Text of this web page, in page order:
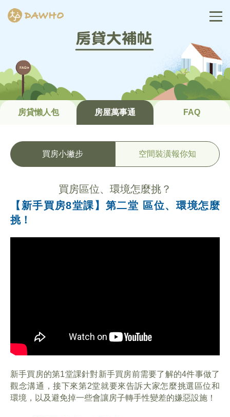
首頁
理財型房貸
輕房貸專案
房貸大補帖
房貸懶人包 房屋萬事通 FAQ
買房小撇步 空間裝潢報你知
買房區位、環境怎麼挑？
【新手買房8堂課】第二堂 區位、環境怎麼
挑！
新手買房的第1堂課針對新手買房前需要了解的4件事做了
觀念溝通，接下來第2堂就要來告訴大家怎麼挑選區位和
環境，以及避免掉一些會讓房子轉手性變差的嫌惡設施！